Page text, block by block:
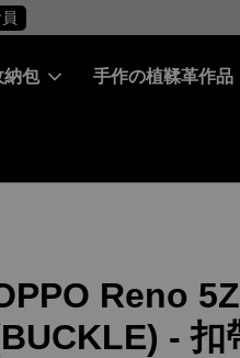
會員
包 手作の植鞣革作品
Reno
- 扣